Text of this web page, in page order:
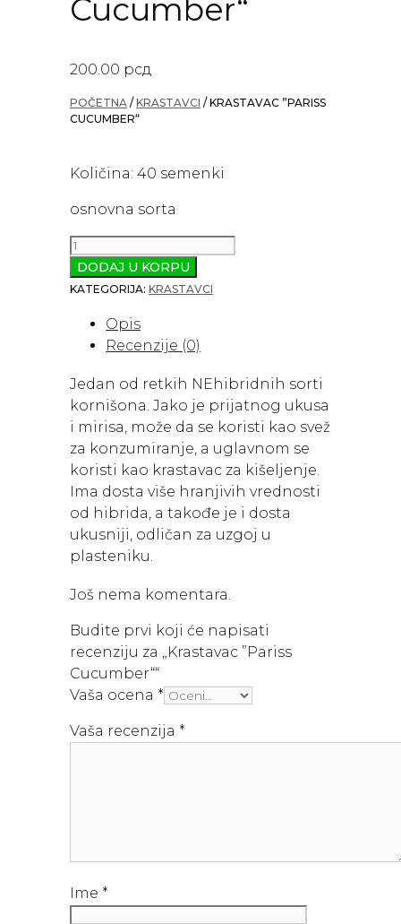
Cucumber“
200.00 рсд
POČETNA / KRASTAVCI / KRASTAVAC ”PARISS
CUCUMBER“
Količina: 40 semenki
osnovna sorta
Krastavac
”Pariss
Cucumber“
DODAJ U KORPU
KATEGORIJA: KRASTAVCI
Opis
Recenzije (0)
Jedan od retkih NEhibridnih sorti
kornišona. Jako je prijatnog ukusa
i mirisa, može da se koristi kao svež
za konzumiranje, a uglavnom se
koristi kao krastavac za kišeljenje.
Ima dosta više hranjivih vrednosti
od hibrida, a takođe je i dosta
ukusniji, odličan za uzgoj u
plasteniku.
Još nema komentara.
Budite prvi koji će napisati
recenziju za „Krastavac ”Pariss
Cucumber““
Vaša ocena *
Vaša recenzija *
Ime *